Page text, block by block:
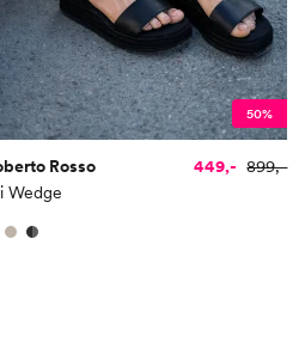
50%
Rosso
Wedge
449,- 899,-